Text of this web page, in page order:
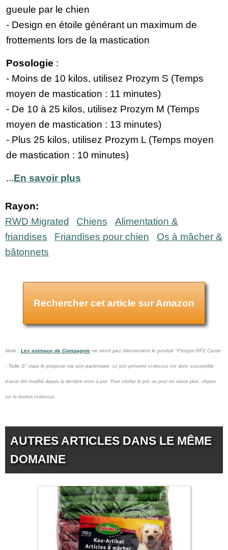
gueule par le chien
- Design en étoile générant un maximum de
frottements lors de la mastication
Posologie :
- Moins de 10 kilos, utilisez Prozym S (Temps
moyen de mastication : 11 minutes)
- De 10 à 25 kilos, utilisez Prozym M (Temps
moyen de mastication : 13 minutes)
- Plus 25 kilos, utilisez Prozym L (Temps moyen
de mastication : 10 minutes)
...En savoir plus
Rayon:
RWD Migrated
Chiens
Alimentation &
friandises
Friandises pour chien
Os à mâcher &
bâtonnets
Rechercher cet article sur Amazon
Note : Les animaux de Compagnie ne vend pas directement le produit "Prozym RF2 Canin
- Taille S" mais le propose via son partenaire. Le prix présenté ci-dessus est donc susceptible
d'avoir été modifié depuis la dernière mise à jour. Pour vérifier le prix ou pour en savoir plus, cliquez
sur le bouton ci-dessus.
AUTRES ARTICLES DANS LE MÊME
DOMAINE